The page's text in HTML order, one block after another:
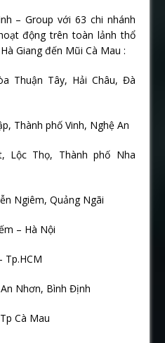
– Group với 63 chi nhánh
động trên toàn lảnh thổ
Giang đến Mũi Cà Mau :
Thuận Tây, Hải Châu, Đà
Thành phố Vinh, Nghệ An
Lộc Thọ, Thành phố Nha
Ngiêm, Quảng Ngãi
– Hà Nội
Tp.HCM
Nhơn, Bình Định
Cà Mau